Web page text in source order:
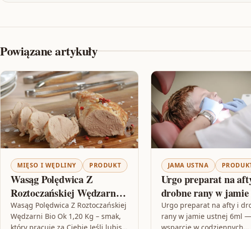
Powiązane artykuły
MIĘSO I WĘDLINY PRODUKT
Wasąg Polędwica Z
Roztoczańskiej Wędzarni
Bio Ok 1,20 Kg
Wasąg Polędwica Z Roztoczańskiej
Wędzarni Bio Ok 1,20 Kg – smak,
JAMA USTNA
Urgo preparat na
drobne rany w jamie
6ml
Urgo preparat na afty i
rany w jamie ustnej 6ml —